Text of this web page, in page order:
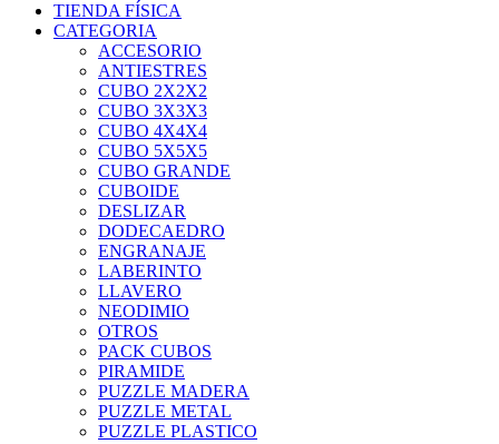
TIENDA FÍSICA
CATEGORIA
ACCESORIO
ANTIESTRES
CUBO 2X2X2
CUBO 3X3X3
CUBO 4X4X4
CUBO 5X5X5
CUBO GRANDE
CUBOIDE
DESLIZAR
DODECAEDRO
ENGRANAJE
LABERINTO
LLAVERO
NEODIMIO
OTROS
PACK CUBOS
PIRAMIDE
PUZZLE MADERA
PUZZLE METAL
PUZZLE PLASTICO